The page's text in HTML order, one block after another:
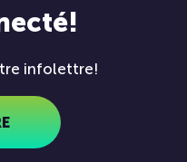
infolettre!